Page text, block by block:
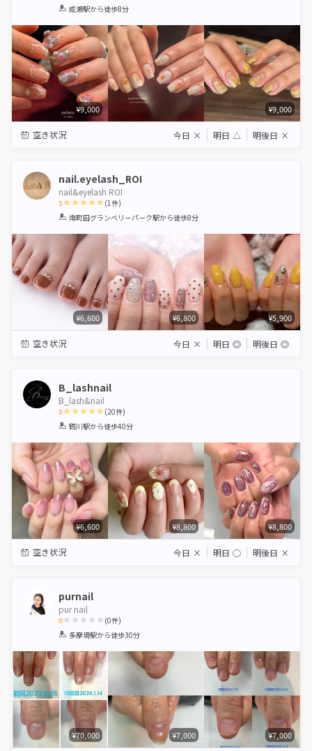
1 2 3 4 5
成瀬駅から徒歩8分
¥9,000 ¥9,000
空き状況 今日 × 明日 △ 明後日 ×
nail.eyelash_ROI
nail&eyelash ROI
5
1 2 3 4 5
(1件)
南町田グランベリーパーク駅から徒歩8分
¥6,600 ¥6,800 ¥5,900
空き状況 今日 × 明日 ◎ 明後日 ◎
B_lashnail
B_lash&nail
5
1 2 3 4 5
(20件)
鶴川駅から徒歩40分
¥6,600 ¥8,800 ¥8,800
空き状況 今日 × 明日 ◯ 明後日 ×
purnail
pur nail
0
1 2 3 4 5
(0件)
多摩境駅から徒歩30分
¥70,000 ¥7,000 ¥7,000